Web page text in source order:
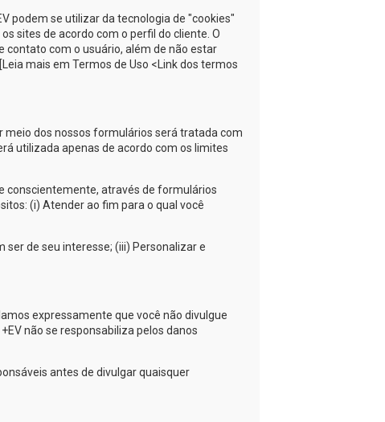
podem se utilizar da tecnologia de "cookies"
sites de acordo com o perfil do cliente. O
com o usuário, além de não estar
mais em Termos de Uso <Link dos termos
meio dos nossos formulários será tratada com
utilizada apenas de acordo com os limites
conscientemente, através de formulários
(i) Atender ao fim para o qual você
de seu interesse; (iii) Personalizar e
expressamente que você não divulgue
não se responsabiliza pelos danos
antes de divulgar quaisquer